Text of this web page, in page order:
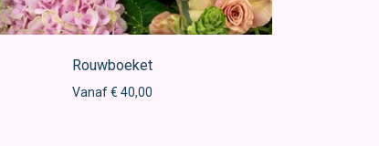
Rouwboeket
Vanaf € 40,00